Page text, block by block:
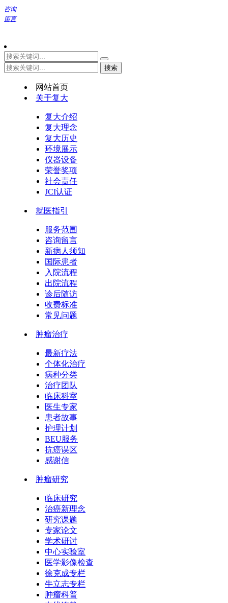
咨询
留言
网站首页
关于复大
复大介绍
复大理念
复大历史
环境展示
仪器设备
荣誉奖项
社会责任
JCI认证
就医指引
服务范围
咨询留言
新病人须知
国际患者
入院流程
出院流程
诊后随访
收费标准
常见问题
肿瘤治疗
最新疗法
个体化治疗
病种分类
治疗团队
临床科室
医生专家
患者故事
护理计划
BEU服务
抗癌误区
感谢信
肿瘤研究
临床研究
治癌新理念
研究课题
专家论文
学术研讨
中心实验室
医学影像检查
徐克成专栏
牛立志专栏
肿瘤科普